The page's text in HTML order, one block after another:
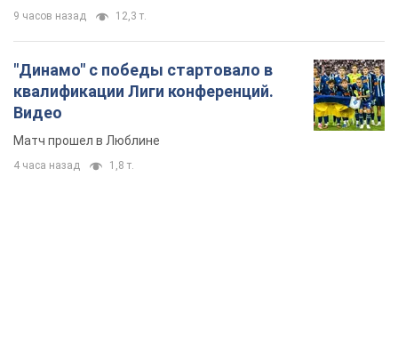
9 часов назад 12,3 т.
"Динамо" с победы стартовало в
квалификации Лиги конференций.
Видео
Матч прошел в Люблине
4 часа назад 1,8 т.